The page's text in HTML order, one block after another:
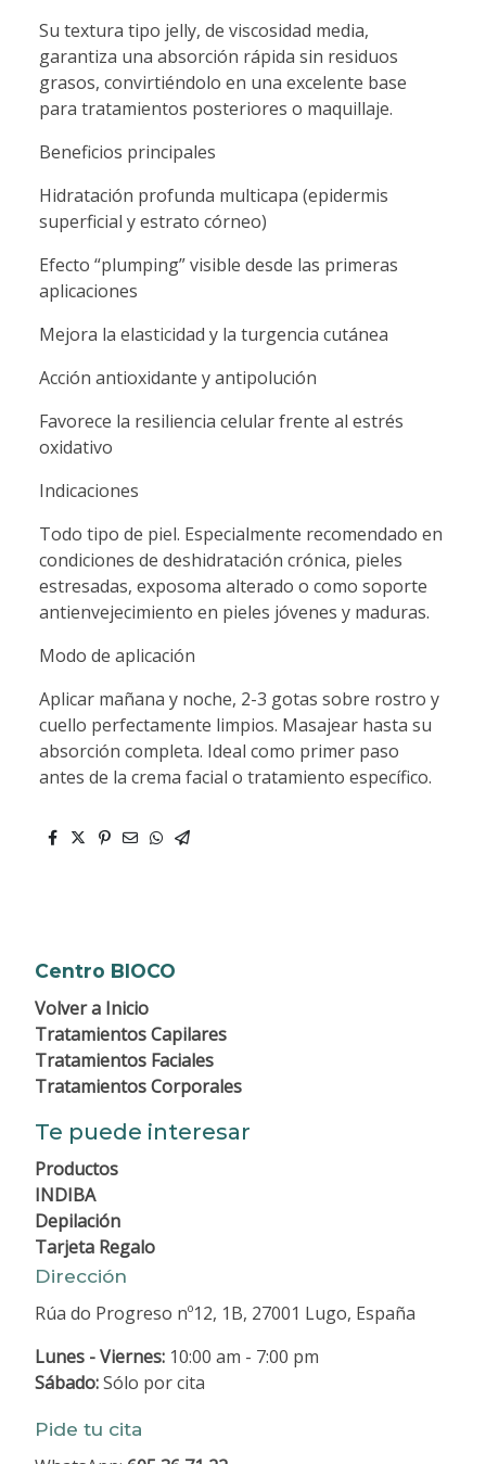
Su textura tipo jelly, de viscosidad media,
garantiza una absorción rápida sin residuos
grasos, convirtiéndolo en una excelente base
para tratamientos posteriores o maquillaje.
Beneficios principales
Hidratación profunda multicapa (epidermis
superficial y estrato córneo)
Efecto “plumping” visible desde las primeras
aplicaciones
Mejora la elasticidad y la turgencia cutánea
Acción antioxidante y antipolución
Favorece la resiliencia celular frente al estrés
oxidativo
Indicaciones
Todo tipo de piel. Especialmente recomendado en
condiciones de deshidratación crónica, pieles
estresadas, exposoma alterado o como soporte
antienvejecimiento en pieles jóvenes y maduras.
Modo de aplicación
Aplicar mañana y noche, 2-3 gotas sobre rostro y
cuello perfectamente limpios. Masajear hasta su
absorción completa. Ideal como primer paso
antes de la crema facial o tratamiento específico.
Centro BIOCO
Volver a Inicio
Tratamientos Capilares
Tratamientos Faciales
Tratamientos Corporales
Te puede interesar
Productos
INDIBA
Depilación
Tarjeta Regalo
Dirección
Rúa do Progreso nº12, 1B, 27001 Lugo, España
Lunes - Viernes: 10:00 am - 7:00 pm
Sábado:Sólo por cita
Pide tu cita